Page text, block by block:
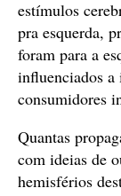
estímulos
pra esquerda,
foram para a
influenciados a
consumidores
Quantas
com ideias de
hemisférios